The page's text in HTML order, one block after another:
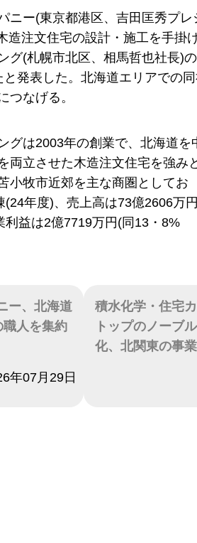
ニー(東京都港区、吉田匡秀プレ
造注文住宅の設計・施工を手掛
グ(札幌市北区、相馬哲也社長)の
発表した。北海道エリアでの
つなげる。
グは2003年の創業で、北海道を
両立させた木造注文住宅を強み
小牧市近郊を主な商圏としてお
(24年度)、売上高は73億2606万円
利益は2億7719万円(同13・8%
ー、北海道
人を集約
年07月29日
積水化学・住宅
トップのノーブ
化、北関東の事